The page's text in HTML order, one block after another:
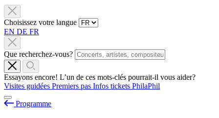
Choisissez votre langue
EN DE FR
Que recherchez-vous?
Essayons encore! L’un de ces mots-clés pourrait-il vous aider?
Visites guidées Premiers pas Infos tickets PhilaPhil
Programme